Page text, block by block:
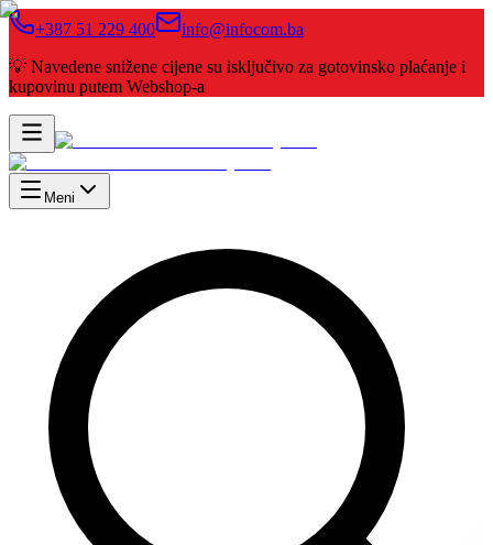
+387 51 229 400
info@infocom.ba
💡 Navedene snižene cijene su isključivo za gotovinsko plaćanje i
kupovinu putem Webshop-a
Meni